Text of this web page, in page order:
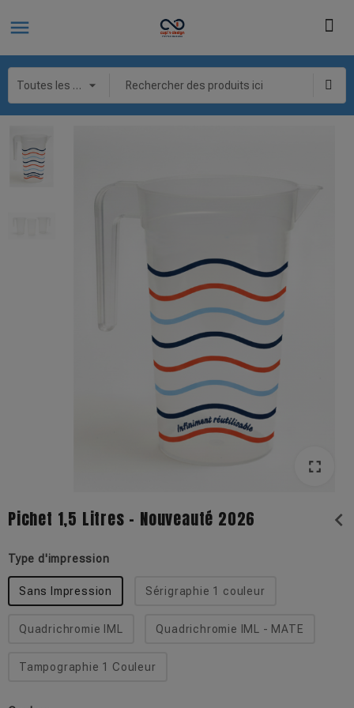
fullscreen
fullscreen
Pichet 1,5 Litres - Nouveauté 2026 chevron_left
Type d'impression
Sans Impression Sérigraphie 1 couleur
Quadrichromie IML Quadrichromie IML - MATE
Tampographie 1 Couleur